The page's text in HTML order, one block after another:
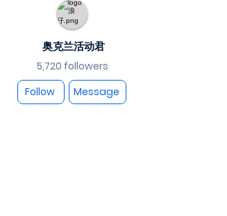
奥克兰活动君
5,720 followers
Follow
Message